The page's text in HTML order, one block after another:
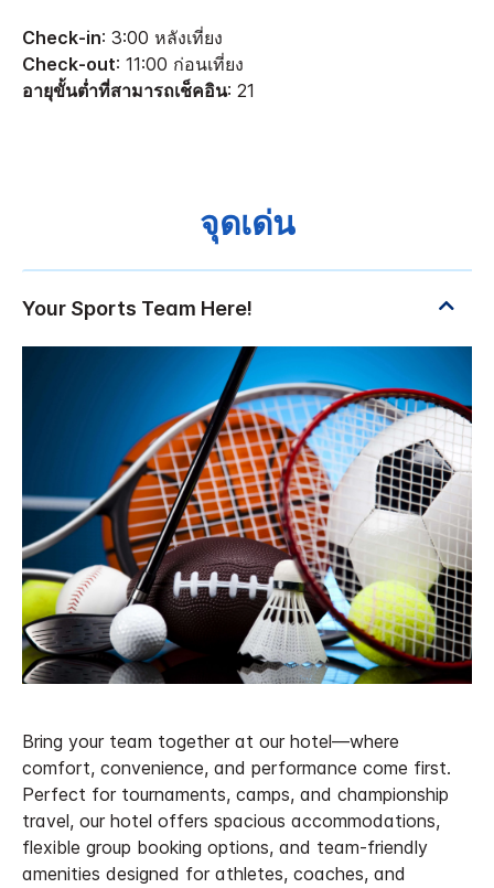
Check-in: 3:00 หลังเที่ยง
Check-out: 11:00 ก่อนเที่ยง
อายุขั้นต่ำที่สามารถเช็คอิน: 21
จุดเด่น
Bring your team together at our hotel—where
comfort, convenience, and performance come first.
Perfect for tournaments, camps, and championship
travel, our hotel offers spacious accommodations,
flexible group booking options, and team-friendly
amenities designed for athletes, coaches, and